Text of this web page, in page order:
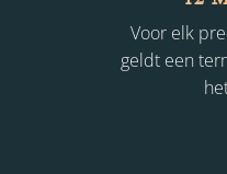
Voor elk
geldt een